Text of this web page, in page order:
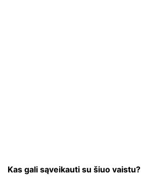
Kas gali sąveikauti su šiuo vaistu?